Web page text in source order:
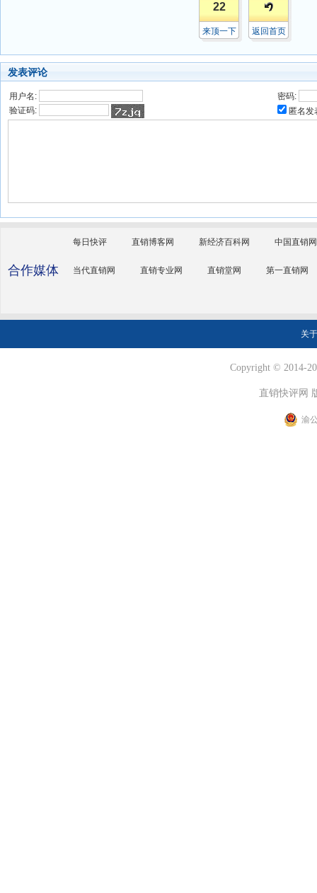
22
来顶一下 返回首页
发表评论
用户名:
密码:
验证码:
匿名发
合作媒体
每日快评 直销博客网 新经济百科网 中国直销网
当代直销网 直销专业网 直销堂网 第一直销网
关
Copyright © 2014-
直销快评网
渝